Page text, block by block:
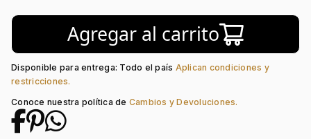
Tipo de terminado: Liso
Tipo de Broche: Reasa
Piedra central:
Zircón
Agregar al carrito
Disponible para entrega: Todo el país Aplican condiciones y
restricciones.
Conoce nuestra política de Cambios y Devoluciones.